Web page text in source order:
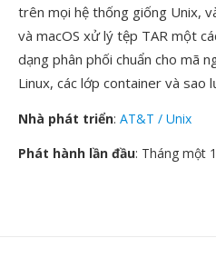
trên mọi hệ thống giống Unix,
và macOS xử lý tệp TAR một
dạng phân phối chuẩn cho mã
Linux, các lớp container và sao
Nhà phát triển: AT&T / Unix
Phát hành lần đầu: Tháng một